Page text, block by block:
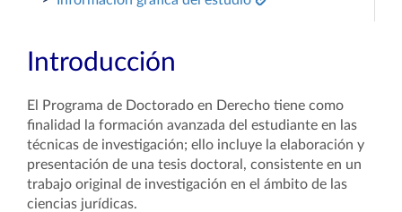
Introducción
El Programa de Doctorado en Derecho tiene como
finalidad la formación avanzada del estudiante en las
técnicas de investigación; ello incluye la elaboración y
presentación de una tesis doctoral, consistente en un
trabajo original de investigación en el ámbito de las
ciencias jurídicas.